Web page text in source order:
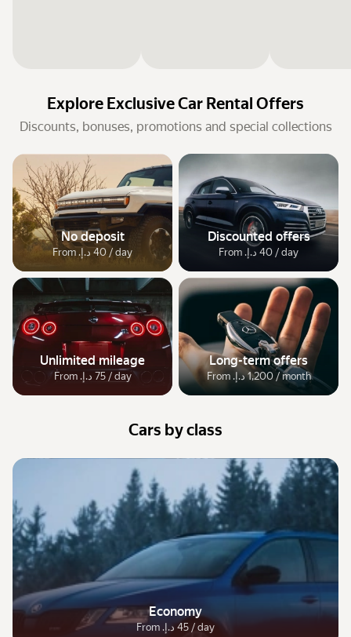
Explore Exclusive Car Rental Offers
Discounts, bonuses, promotions and special collections
No deposit
From ‏40 د.إ.‏ / day
Discounted offers
From ‏40 د.إ.‏ / day
Unlimited mileage
From ‏75 د.إ.‏ / day
Long-term offers
From ‏1,200 د.إ.‏ / month
Cars by class
Economy
From ‏45 د.إ.‏ / day